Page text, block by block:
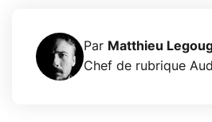
Par Matthieu
Chef de rubrique